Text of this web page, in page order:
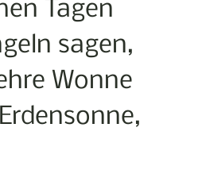
Tagen
sagen,
Wonne